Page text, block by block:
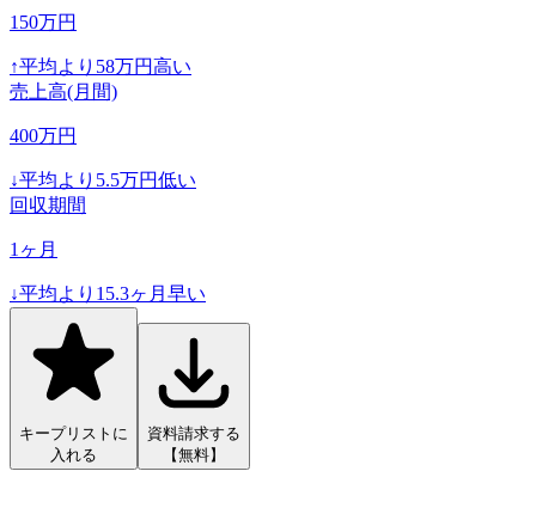
150万円
↑平均より 58万円高い
売上高(月間)
400万円
↓平均より 5.5万円低い
回収期間
1 ヶ月
↓平均より 15.3ヶ月早い
キープリストに
入れる
資料請求する
【無料】